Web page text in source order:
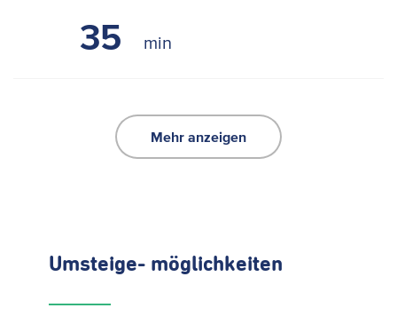
35
Mehr anzeigen
Umsteige- möglichkeiten